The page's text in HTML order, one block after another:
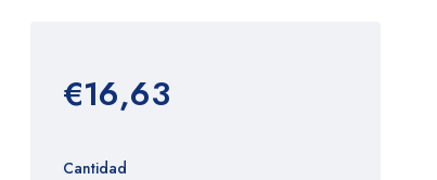
€16,63
Cantidad